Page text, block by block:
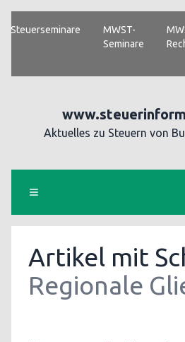
Steuerseminare
MWST-
Seminare
Aktuelles zu Steuern von
Artikel mit
Regionale